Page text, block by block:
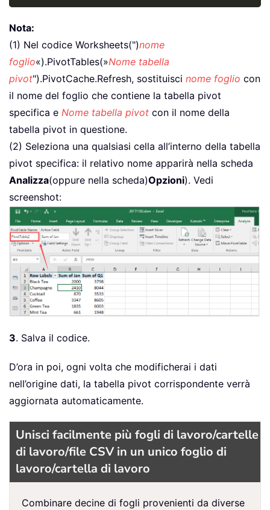
Nota:
(1) Nel codice Worksheets(")nome
foglio«).PivotTables(»Nome tabella
pivot").PivotCache.Refresh, sostituisci nome foglio con
il nome del foglio che contiene la tabella pivot
specifica e Nome tabella pivot con il nome della
tabella pivot in questione.
(2) Seleziona una qualsiasi cella all’interno della tabella
pivot specifica: il relativo nome apparirà nella scheda
Analizza(oppure nella scheda)Opzioni). Vedi
screenshot:
3. Salva il codice.
D’ora in poi, ogni volta che modificherai i dati
nell’origine dati, la tabella pivot corrispondente verrà
aggiornata automaticamente.
Unisci facilmente più fogli di lavoro/cartelle
di lavoro/file CSV in un unico foglio di
lavoro/cartella di lavoro
Combinare decine di fogli provenienti da diverse